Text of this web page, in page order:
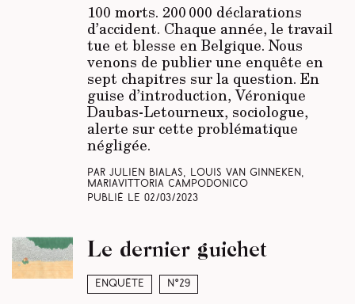
100 morts. 200 000 déclarations
d’accident. Chaque année, le travail
tue et blesse en Belgique. Nous
venons de publier une enquête en
sept chapitres sur la question. En
guise d’introduction, Véronique
Daubas-Letourneux, sociologue,
alerte sur cette problématique
négligée.
Par Julien Bialas, Louis Van Ginneken,
Mariavittoria Campodonico
Publié le 02/03/2023
Enquête N°29
Le dernier guichet